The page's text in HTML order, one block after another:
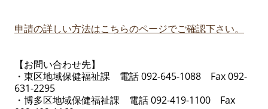
申請の詳しい方法はこちらのページでご確認下さい。
【お問い合わせ先】
・東区地域保健福祉課 電話 092-645-1088 Fax 092-
631-2295
・博多区地域保健福祉課 電話 092-419-1100 Fax